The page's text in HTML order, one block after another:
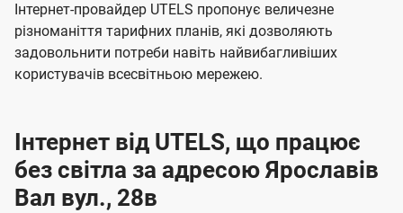
Інтернет-провайдер UTELS пропонує величезне
різноманіття тарифних планів, які дозволяють
задовольнити потреби навіть найвибагливіших
користувачів всесвітньою мережею.
Інтернет від UTELS, що працює
без світла за адресою Ярославів
Вал вул., 28в